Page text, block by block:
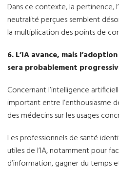
Dans ce contexte, la pertinence,
neutralité perçues semblent
la multiplication des points de
6. L’IA avance, mais
sera probablement
Concernant l’intelligence
important entre l’enthousiasme
des médecins sur les usages
Les professionnels de santé
utiles de l’IA, notamment pour
d’information, gagner du temps